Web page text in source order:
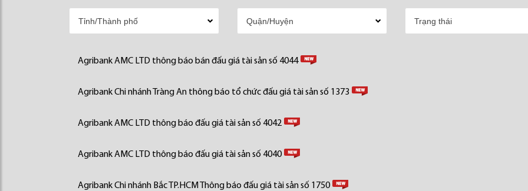
Agribank AMC LTD thông báo bán đấu giá tài sản số 4044
Agribank Chi nhánh Tràng An thông báo tổ chức đấu giá tài sản số 1373
Agribank AMC LTD thông báo đấu giá tài sản số 4042
Agribank AMC LTD thông báo đấu giá tài sản số 4040
Agribank Chi nhánh Bắc TP.HCM Thông báo đấu giá tài sản số 1750